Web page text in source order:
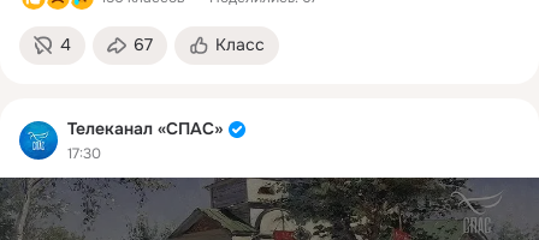
4 67 Класс
Телеканал «СПАС»
17:30